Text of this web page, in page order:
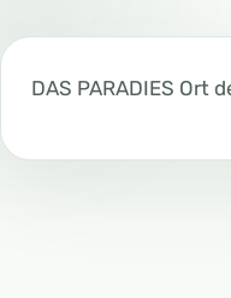
DAS PARADIES Ort